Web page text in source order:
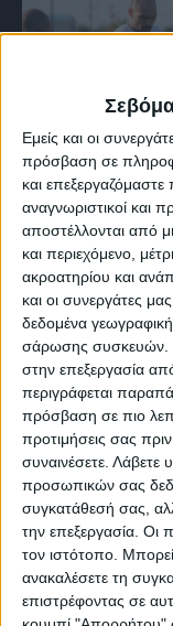
Εμείς και οι
πρόσβαση σε
και
αναγνωριστικοί και
αποστέλλονται από
και περιεχόμενο,
ακροατηρίου και
και οι συνεργάτες
δεδομένα
σάρωσης συσκευών.
στην επεξεργασία
περιγράφεται
πρόσβαση σε πιο
προτιμήσεις σας
συναινέσετε. Λάβετε
προσωπικών σας
συγκατάθεσή σας,
την επεξεργασία. Οι
τον ιστότοπο.
ανακαλέσετε τη
επιστρέφοντας σε
WEB TV